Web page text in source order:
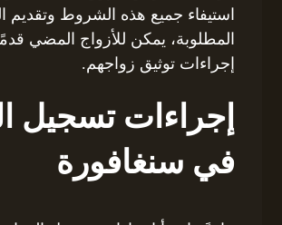
استيفاء جميع هذه الشروط وتقديم
المطلوبة، يمكن للأزواج المضي
إجراءات توثيق زواجهم.
إجراءات تسجيل
في سنغافورة